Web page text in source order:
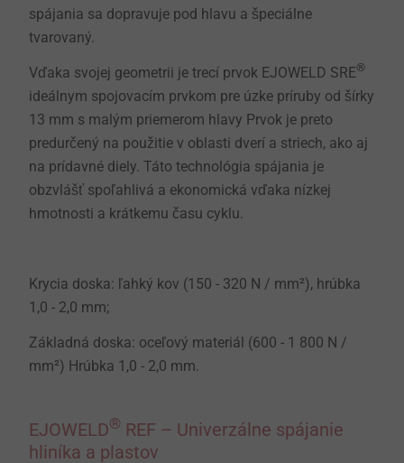
spájania sa dopravuje pod hlavu a špeciálne
tvarovaný.
Vďaka svojej geometrii je trecí prvok EJOWELD SRE®
ideálnym spojovacím prvkom pre úzke príruby od šírky
13 mm s malým priemerom hlavy Prvok je preto
predurčený na použitie v oblasti dverí a striech, ako aj
na prídavné diely. Táto technológia spájania je
obzvlášť spoľahlivá a ekonomická vďaka nízkej
hmotnosti a krátkemu času cyklu.
Krycia doska: ľahký kov (150 - 320 N / mm²), hrúbka
1,0 - 2,0 mm;
Základná doska: oceľový materiál (600 - 1 800 N /
mm²) Hrúbka 1,0 - 2,0 mm.
EJOWELD® REF – Univerzálne spájanie
hliníka a plastov